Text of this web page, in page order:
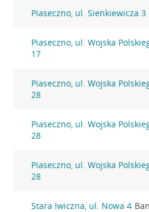
Piaseczno, ul. Sienkiewicza 3
Piaseczno, ul. Wojska
17
Piaseczno, ul. Wojska
28
Piaseczno, ul. Wojska
28
Piaseczno, ul. Wojska
28
Stara Iwiczna, ul. Nowa 4